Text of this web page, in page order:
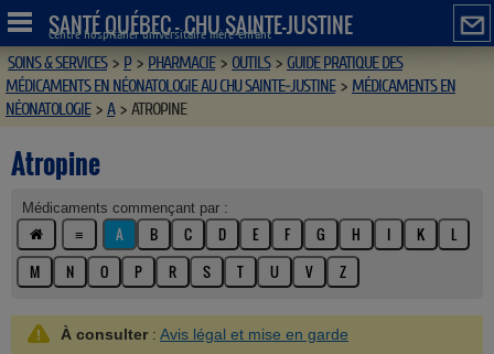
SANTÉ QUÉBEC - CHU SAINTE-JUSTINE
Centre hospitalier universitaire mère-enfant
SOINS & SERVICES > P > PHARMACIE > OUTILS > GUIDE PRATIQUE DES
MÉDICAMENTS EN NÉONATOLOGIE AU CHU SAINTE-JUSTINE > MÉDICAMENTS EN
NÉONATOLOGIE > A > ATROPINE
Atropine
Médicaments commençant par :
≡ A B C D E F G H I K
L
M
N O P R S T U V Z
À consulter : Avis légal et mise en garde